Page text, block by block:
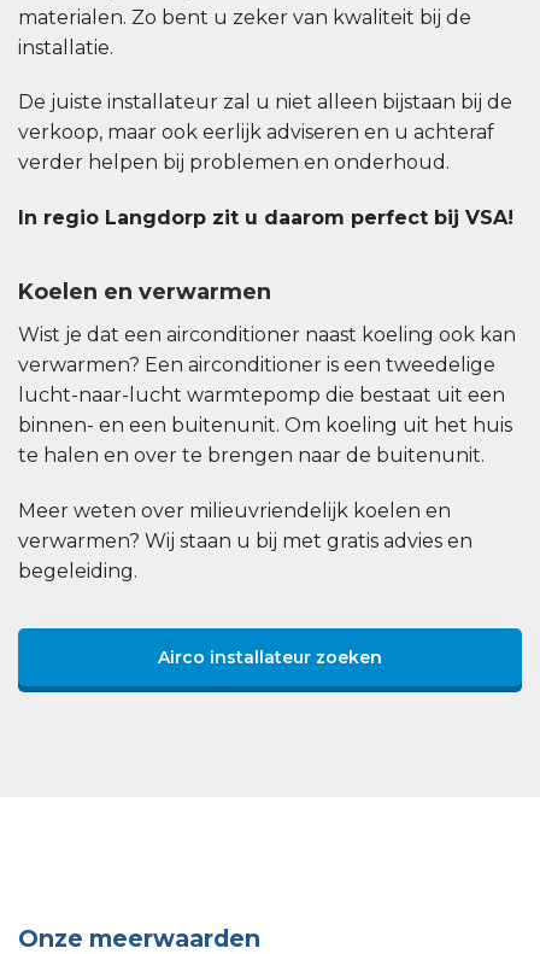
materialen. Zo bent u zeker van kwaliteit bij de
installatie.
De juiste installateur zal u niet alleen bijstaan bij de
verkoop, maar ook eerlijk adviseren en u achteraf
verder helpen bij problemen en onderhoud.
In regio Langdorp zit u daarom perfect bij VSA!
Koelen en verwarmen
Wist je dat een airconditioner naast koeling ook kan
verwarmen? Een airconditioner is een tweedelige
lucht-naar-lucht warmtepomp die bestaat uit een
binnen- en een buitenunit. Om koeling uit het huis
te halen en over te brengen naar de buitenunit.
Meer weten over milieuvriendelijk koelen en
verwarmen? Wij staan u bij met gratis advies en
begeleiding.
Airco installateur zoeken
Onze meerwaarden